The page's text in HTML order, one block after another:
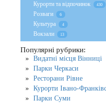
Курорти та відпочинок 430
Розваги 6
Культура 4
Вокзали 13
Популярні рубрики:
Видатні місця Вінниці
Парки Черкаси
Ресторани Рівне
Курорти Івано-
Парки Суми